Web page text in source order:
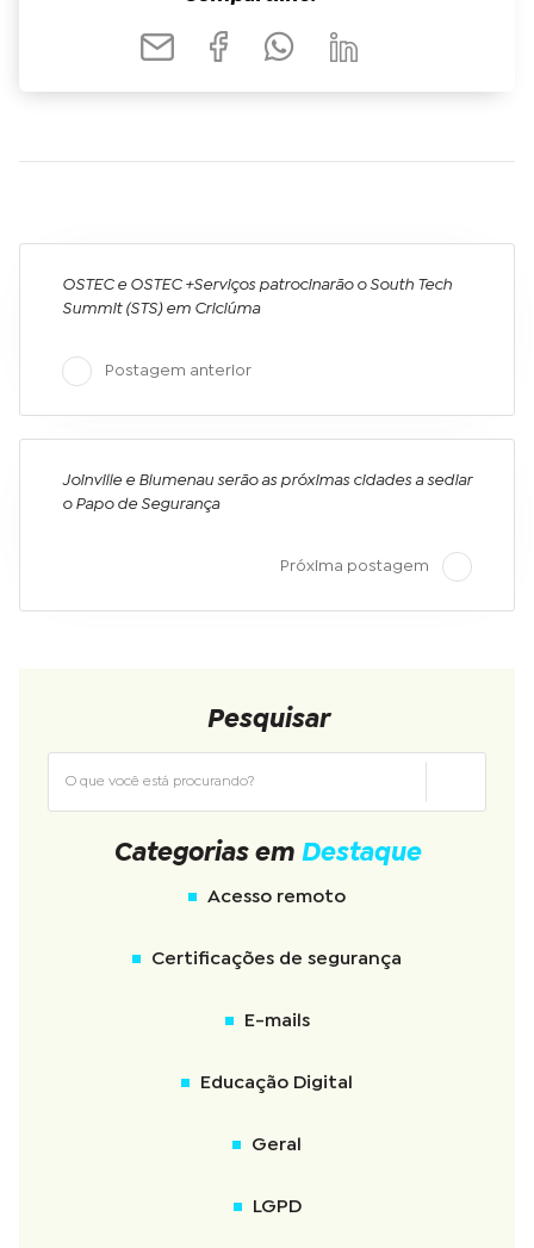
OSTEC e OSTEC +Serviços patrocinarão o South Tech
Summit (STS) em Criciúma
Postagem anterior
Joinville e Blumenau serão as próximas cidades a sediar
o Papo de Segurança
Próxima postagem
Pesquisar
Categorias em Destaque
Acesso remoto
Certificações de segurança
E-mails
Educação Digital
Geral
LGPD